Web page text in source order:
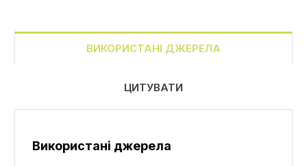
ВИКОРИСТАНІ ДЖЕРЕЛА
ЦИТУВАТИ
Використані джерела